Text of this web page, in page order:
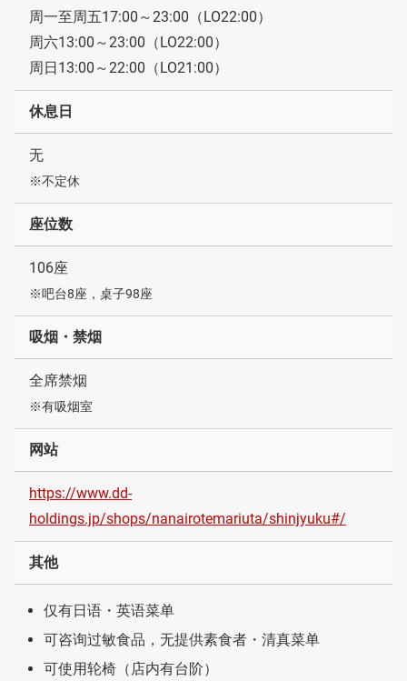
周一至周五17:00～23:00（LO22:00）
周六13:00～23:00（LO22:00）
周日13:00～22:00（LO21:00）
休息日
无
※不定休
座位数
106座
※吧台8座，桌子98座
吸烟・禁烟
全席禁烟
※有吸烟室
网站
https://www.dd-
holdings.jp/shops/nanairotemariuta/shinjyuku#/
其他
仅有日语・英语菜单
可咨询过敏食品，无提供素食者・清真菜单
可使用轮椅（店内有台阶）